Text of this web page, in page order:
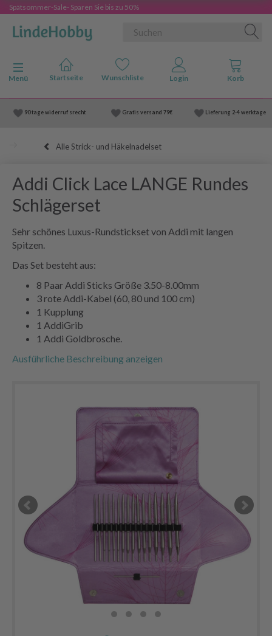
Spätsommer-Sale- Sparen Sie bis zu 50%
Anzeige ändern
Menü
90 tage widerruf srecht Gratis versand 79€ Lieferung 2-4 werktage
Alle Strick- und Häkelnadelset
Addi Click Lace LANGE Rundes
Schlägerset
Sehr schönes Luxus-Rundstickset von Addi mit langen
Spitzen.
Das Set besteht aus:
8 Paar Addi Sticks Größe 3.50-8.00mm
3 rote Addi-Kabel (60, 80 und 100 cm)
1 Kupplung
1 AddiGrib
1 Addi Goldbrosche.
Ausführliche Beschreibung anzeigen